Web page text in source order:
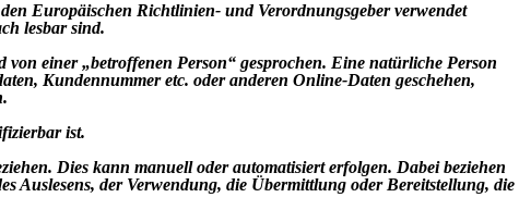
Europäischen Richtlinien- und Verordnungsgeber verwendet
lesbar sind.
einer „betroffenen Person“ gesprochen. Eine natürliche Person
Kundennummer etc. oder anderen Online-Daten geschehen,
ist.
Dies kann manuell oder automatisiert erfolgen. Dabei beziehen
Auslesens, der Verwendung, die Übermittlung oder Bereitstellung, die